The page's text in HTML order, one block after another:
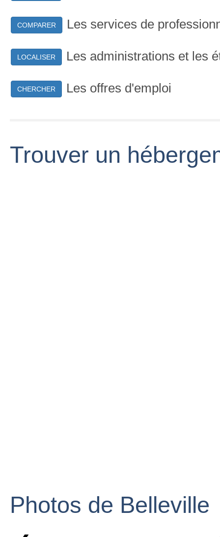
COMPARER Les services de
LOCALISER Les administrations et les
CHERCHER Les offres d'emploi
Trouver un
Photos de Belleville